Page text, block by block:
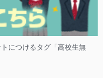
につけるタグ「高校生無